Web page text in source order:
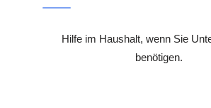
Hilfe im Haushalt, wenn Sie
benötigen.